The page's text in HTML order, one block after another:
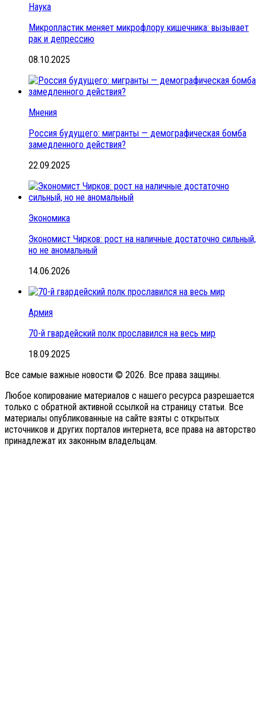
Наука
Микропластик меняет микрофлору кишечника: вызывает
рак и депрессию
08.10.2025
Мнения
Россия будущего: мигранты — демографическая бомба
замедленного действия?
22.09.2025
Экономика
Экономист Чирков: рост на наличные достаточно сильный,
но не аномальный
14.06.2026
Армия
70-й гвардейский полк прославился на весь мир
18.09.2025
Все самые важные новости © 2026. Все права защины.
Любое копирование материалов с нашего ресурса разрешается
только с обратной активной ссылкой на страницу статьи. Все
материалы опубликованные на сайте взяты с открытых
источников и других порталов интернета, все права на авторство
принадлежат их законным владельцам.